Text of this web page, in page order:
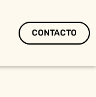
CONTACTO